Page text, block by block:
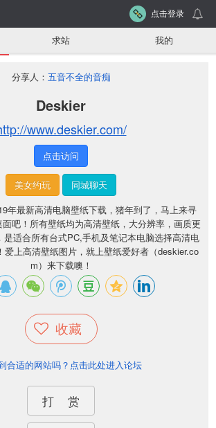
点击登录
求站 我的
分享人： 五音不全的音痴
Deskier
www.deskier.com/
点击访问
美女约玩
同城聊天
年最新高清电脑壁纸下载，猪年到了，马上来寻
吧！所有壁纸均为高清壁纸，大分辨率，画质更
是适合所有台式PC,手机及笔记本电脑选择高清电
爱上高清壁纸图片，就上壁纸爱好者（deskier.co
m）来下载噢！
收藏
合适的网站吗？点击此处进入论坛
打 赏